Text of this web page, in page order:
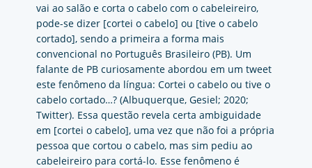
vai ao salão e corta o cabelo com o cabeleireiro,
pode-se dizer [cortei o cabelo] ou [tive o cabelo
cortado], sendo a primeira a forma mais
convencional no Português Brasileiro (PB). Um
falante de PB curiosamente abordou em um tweet
este fenômeno da língua: Cortei o cabelo ou tive o
cabelo cortado…? (Albuquerque, Gesiel; 2020;
Twitter). Essa questão revela certa ambiguidade
em [cortei o cabelo], uma vez que não foi a própria
pessoa que cortou o cabelo, mas sim pediu ao
cabeleireiro para cortá-lo. Esse fenômeno é